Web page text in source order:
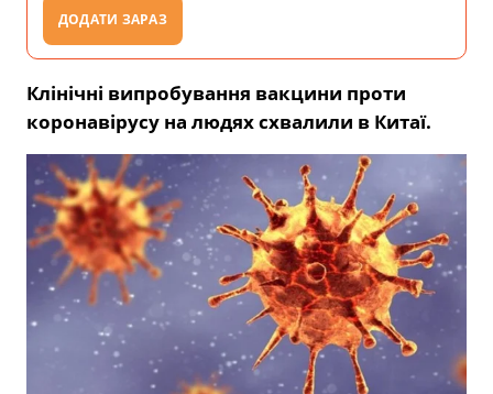
ДОДАТИ ЗАРАЗ
Клінічні випробування вакцини проти
коронавірусу на людях схвалили в Китаї.